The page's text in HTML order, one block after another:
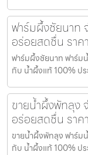
ฟาร์มผึ้งชัยนาท
อร่อยสดชื่น ราค
ฟาร์มผึ้งชัยนาท ฟาร์ม
กับ น้ำผึ้งแท้ 100% ปร
ขายน้ำผึ้งพัทลุง
อร่อยสดชื่น ราค
ขายน้ำผึ้งพัทลุง ฟาร์ม
กับ น้ำผึ้งแท้ 100% ปร